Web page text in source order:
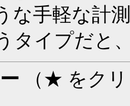
な手軽な計
タイプだと
（★ をク